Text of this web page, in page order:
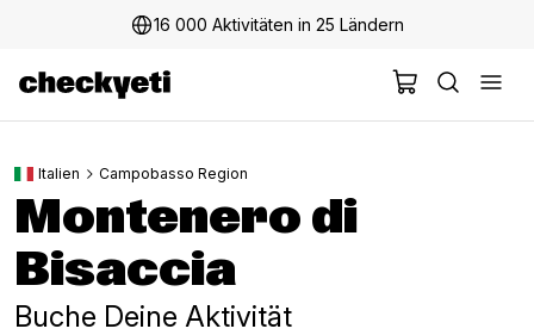
16 000 Aktivitäten in 25 Ländern
Italien Campobasso Region
Montenero di
Bisaccia
Buche Deine Aktivität